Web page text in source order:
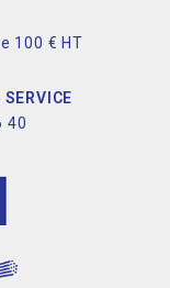
100 € HT
40